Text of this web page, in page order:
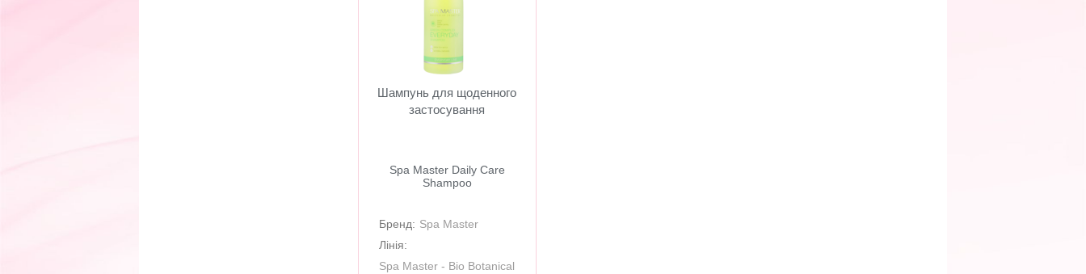
Шампунь для щоденного
застосування
Spa Master Daily Care
Shampoo
Бренд: Spa Master
Лінія:
Spa Master - Bio Botanical